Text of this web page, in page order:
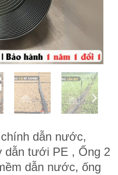
dẫn nước,
dẫn tưới PE , Ống 2
dẫn nước, ống